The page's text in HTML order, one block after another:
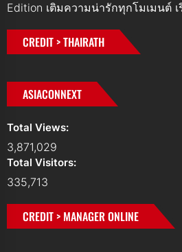
Edition เติมความน่ารักทุกโมเมนต์
CREDIT > THAIRATH
ASIACONNEXT
Total Views:
3,871,029
Total Visitors:
335,713
CREDIT > MANAGER ONLINE